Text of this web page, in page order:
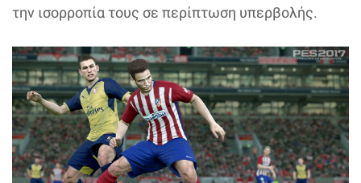
την ισορροπία τους σε περίπτωση υπερβολής.